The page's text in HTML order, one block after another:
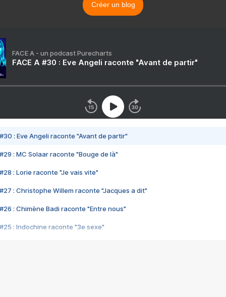
Créer un blog
FACE A - un podcast Purecharts
FACE A #30 : Eve Angeli raconte "Avant de partir"
#30 : Eve Angeli raconte "Avant de partir"
#29 : MC Solaar raconte "Bouge de là"
#28 : Lorie raconte "Je vais vite"
#27 : Christophe Willem raconte "Jacques a dit"
#26 : Chimène Badi raconte "Entre nous"
#25 : Indochine raconte "3e sexe"